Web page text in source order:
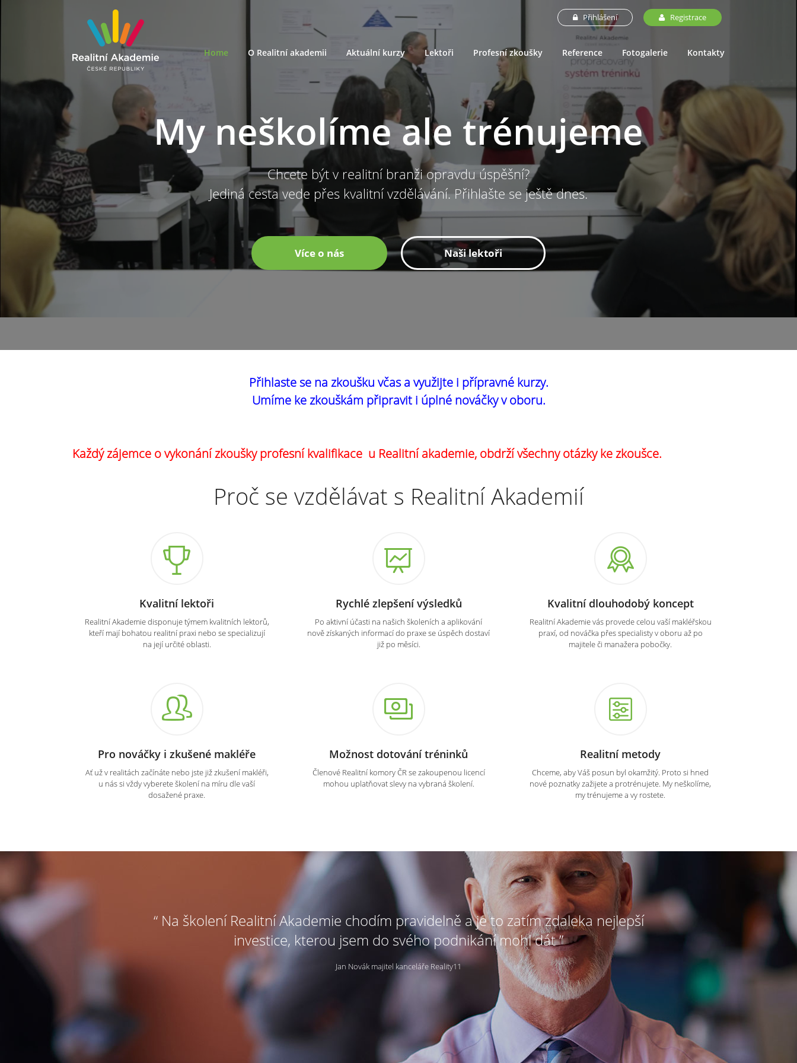
Přihlášení Registrace
Home O Realitní akademii Aktuální kurzy Lektoři Profesní zkoušky Reference Fotogalerie Kontakty
My neškolíme ale trénujeme
Chcete být v realitní branži opravdu úspěšní?
Jediná cesta vede přes kvalitní vzdělávání. Přihlašte se ještě dnes.
Více o nás Naši lektoři
Přihlaste se na zkoušku včas a využijte i přípravné kurzy.
Umíme ke zkouškám připravit i úplné nováčky v oboru.
Každý zájemce o vykonání zkoušky profesní kvalifikace u Realitní akademie, obdrží všechny otázky ke zkoušce.
Proč se vzdělávat s Realitní Akademií
Kvalitní lektoři
Realitní Akademie disponuje týmem kvalitních lektorů,
kteří mají bohatou realitní praxi nebo se specializují
na její určité oblasti.
Rychlé zlepšení výsledků
Po aktivní účasti na našich školeních a aplikování
nově získaných informací do praxe se úspěch dostaví
již po měsíci.
Kvalitní dlouhodobý koncept
Realitní Akademie vás provede celou vaší makléřskou
praxí, od nováčka přes specialisty v oboru až po
majitele či manažera pobočky.
Pro nováčky i zkušené makléře
Ať už v realitách začínáte nebo jste již zkušení makléři,
u nás si vždy vyberete školení na míru dle vaší
dosažené praxe.
Možnost dotování tréninků
Členové Realitní komory ČR se zakoupenou licencí
mohou uplatňovat slevy na vybraná školení.
Realitní metody
Chceme, aby Váš posun byl okamžitý. Proto si hned
nové poznatky zažijete a protrénujete. My neškolíme,
my trénujeme a vy rostete.
“ Na školení Realitní Akademie chodím pravidelně a je to zatím zdaleka nejlepší
investice, kterou jsem do svého podnikání mohl dát ”
Jan Novák majitel kanceláře Reality11